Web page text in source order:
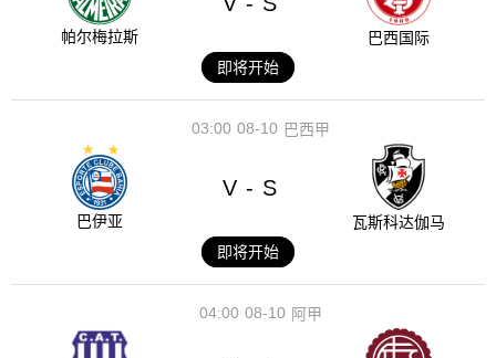
帕尔梅拉斯
巴西国际
即将开始
08-10
03:00 巴西甲
巴伊亚
V - S
瓦斯科达伽马
即将开始
08-10
04:00 阿甲